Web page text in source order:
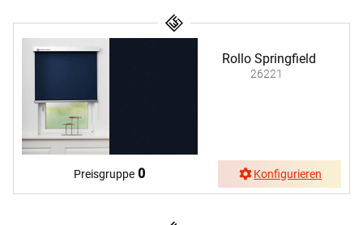
Rollo Springfield
26221
Preisgruppe 0 Konfigurieren